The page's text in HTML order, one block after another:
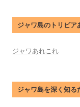
ジャワ島のトリビア
ジャワあれこれ
ジャワ島を深く知る